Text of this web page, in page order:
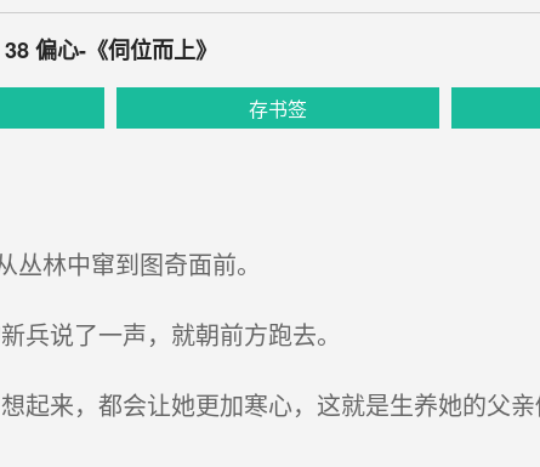
38 偏心-《伺位而上》
存书签
林中窜到图奇面前。
说了一声，就朝前方跑去。
来，都会让她更加寒心，这就是生养她的父